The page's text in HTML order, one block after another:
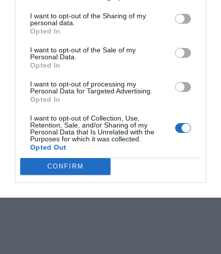
I want to opt-out of the Sharing of my
personal data.
Opted In
I want to opt-out of the Sale of my
Personal Data.
Opted In
I want to opt-out of processing my
Personal Data for Targeted Advertising.
Opted In
I want to opt-out of Collection, Use,
Retention, Sale, and/or Sharing of my
Personal Data that Is Unrelated with the
Purposes for which it was collected.
Opted Out
CONFIRM